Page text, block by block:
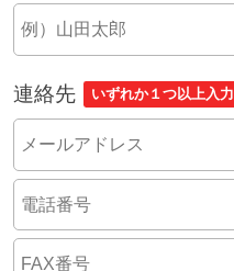
連絡先 いずれか１つ以上入力